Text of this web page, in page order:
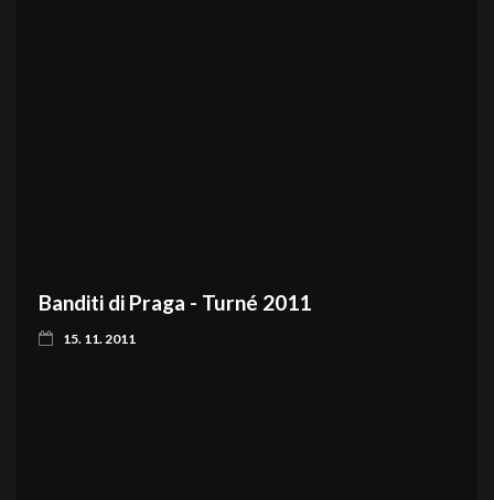
Banditi di Praga - Turné 2011
15. 11. 2011